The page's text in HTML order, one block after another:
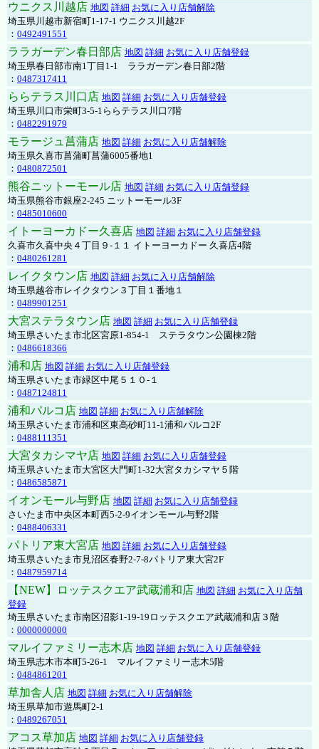
ウニクス川越店 地図 詳細 お気に入り店舗解除
埼玉県川越市新宿町1-17-1 ウニクス川越2F
： 0492491551
ララガーデン春日部店 地図 詳細 お気に入り店舗登録
埼玉県春日部市南1丁目1-1 ララガーデン春日部2階
： 0487317411
ららテラス川口店 地図 詳細 お気に入り店舗登録
埼玉県川口市栄町3-5-1ららテラス川口7階
： 0482291979
モラージュ菖蒲店 地図 詳細 お気に入り店舗解除
埼玉県久喜市菖蒲町菖蒲6005番地1
： 0480872501
熊谷ニットーモール店 地図 詳細 お気に入り店舗登録
埼玉県熊谷市銀座2-245 ニットーモール3F
： 0485010600
イトーヨーカドー久喜店 地図 詳細 お気に入り店舗登録
久喜市久喜中央４丁目９-１１ イトーヨーカドー 久喜店4階
： 0480261281
レイクタウン店 地図 詳細 お気に入り店舗解除
埼玉県越谷市レイクタウン３丁目１番地１
： 0489901251
大宮ステラタウン店 地図 詳細 お気に入り店舗登録
埼玉県さいたま市北区宮原1-854-1 ステラタウン公園棟2階
： 0486618366
浦和店 地図 詳細 お気に入り店舗登録
埼玉県さいたま市緑区中尾５１０-１
： 0487124811
浦和パルコ店 地図 詳細 お気に入り店舗解除
埼玉県さいたま市浦和区東高砂町11-1浦和パルコ2F
： 0488111351
大宮タカシマヤ店 地図 詳細 お気に入り店舗登録
埼玉県さいたま市大宮区大門町1-32大宮タカシマヤ５階
： 0486585871
イオンモール与野店 地図 詳細 お気に入り店舗登録
さいたま市中央区本町西5-2-9イオンモール与野2階
： 0488406331
パトリア東大宮店 地図 詳細 お気に入り店舗登録
埼玉県さいたま市見沼区春野2-7-8パトリア東大宮2F
： 0487959714
【NEW】ロッテスクエア武蔵浦和店 地図 詳細 お気に入り店舗
登録
埼玉県さいたま市南区沼影1-19-19ロッテスクエア武蔵浦和店３階
： 0000000000
マルイファミリー志木店 地図 詳細 お気に入り店舗登録
埼玉県志木市本町5-26-1 マルイファミリー志木5階
： 0484861201
草加舎人店 地図 詳細 お気に入り店舗解除
埼玉県草加市遊馬町2-1
： 0489267051
アコス草加店 地図 詳細 お気に入り店舗登録